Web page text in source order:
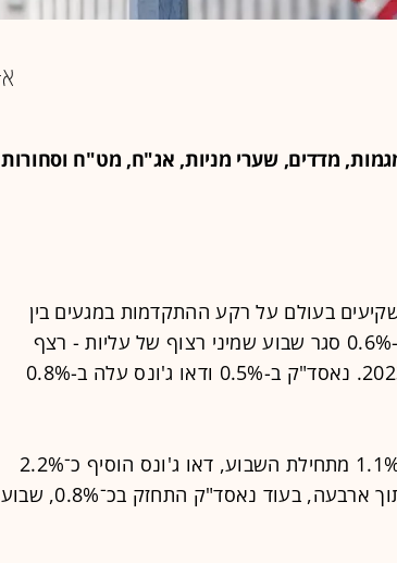
מדדים, שערי מניות, אג"ח, מט"ח וסחורות
בעולם על רקע ההתקדמות במגעים בין
ארה"ב לאיראן. S&P 500 שעלה ב-0.6% סגר שבוע שמיני רצוף של עליות - רצף
העליות הארוך ביותר מאז דצמבר 2023. נאסד"ק ב-0.5% ודאו ג'ונס עלה ב-0.8%
בסיכום שבועי, S&P 500 עלה בכ־1.1% מתחילת השבוע, דאו ג'ונס הוסיף כ־2.2%
השבוע ורשם שבוע חיובי שלישי מתוך ארבעה, בעוד נאסד"ק התחזק בכ־0.8%, שבוע